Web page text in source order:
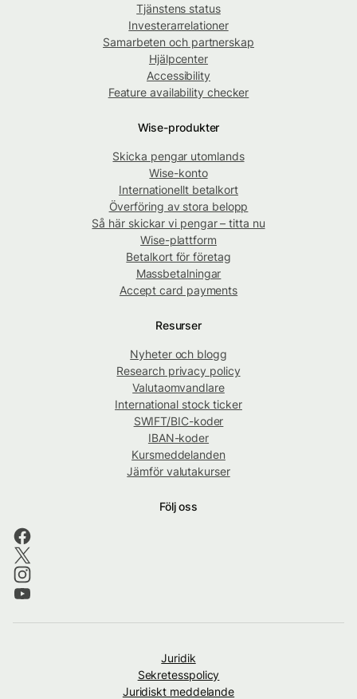
Tjänstens status
Investerarrelationer
Samarbeten och partnerskap
Hjälpcenter
Accessibility
Feature availability checker
Wise-produkter
Skicka pengar utomlands
Wise-konto
Internationellt betalkort
Överföring av stora belopp
Så här skickar vi pengar – titta nu
Wise-plattform
Betalkort för företag
Massbetalningar
Accept card payments
Resurser
Nyheter och blogg
Research privacy policy
Valutaomvandlare
International stock ticker
SWIFT/BIC-koder
IBAN-koder
Kursmeddelanden
Jämför valutakurser
Följ oss
Juridik
Sekretesspolicy
Juridiskt meddelande